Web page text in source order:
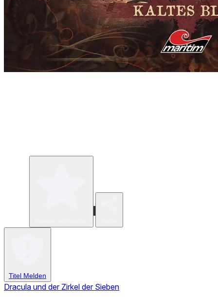
Titel Melden
Dracula und der Zirkel der Sieben